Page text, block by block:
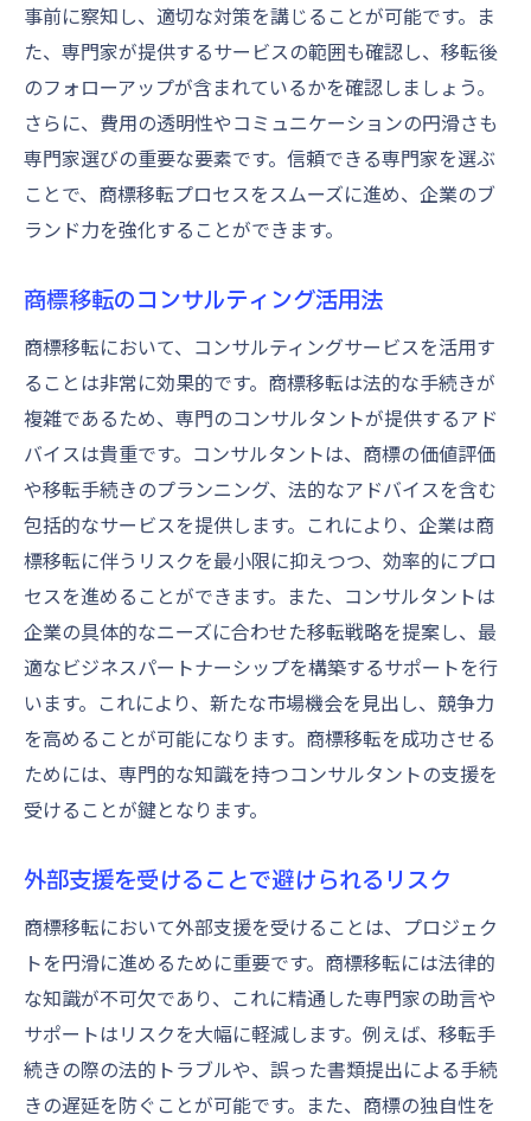
事前に察知し、適切な対策を講じることが可能です。ま
た、専門家が提供するサービスの範囲も確認し、移転後
のフォローアップが含まれているかを確認しましょう。
さらに、費用の透明性やコミュニケーションの円滑さも
専門家選びの重要な要素です。信頼できる専門家を選ぶ
ことで、商標移転プロセスをスムーズに進め、企業のブ
ランド力を強化することができます。
商標移転のコンサルティング活用法
商標移転において、コンサルティングサービスを活用す
ることは非常に効果的です。商標移転は法的な手続きが
複雑であるため、専門のコンサルタントが提供するアド
バイスは貴重です。コンサルタントは、商標の価値評価
や移転手続きのプランニング、法的なアドバイスを含む
包括的なサービスを提供します。これにより、企業は商
標移転に伴うリスクを最小限に抑えつつ、効率的にプロ
セスを進めることができます。また、コンサルタントは
企業の具体的なニーズに合わせた移転戦略を提案し、最
適なビジネスパートナーシップを構築するサポートを行
います。これにより、新たな市場機会を見出し、競争力
を高めることが可能になります。商標移転を成功させる
ためには、専門的な知識を持つコンサルタントの支援を
受けることが鍵となります。
外部支援を受けることで避けられるリスク
商標移転において外部支援を受けることは、プロジェク
トを円滑に進めるために重要です。商標移転には法律的
な知識が不可欠であり、これに精通した専門家の助言や
サポートはリスクを大幅に軽減します。例えば、移転手
続きの際の法的トラブルや、誤った書類提出による手続
きの遅延を防ぐことが可能です。また、商標の独自性を